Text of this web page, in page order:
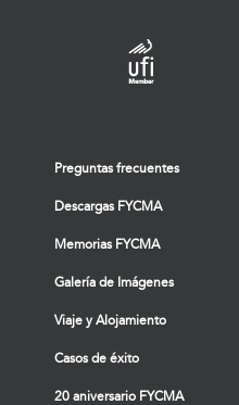
Preguntas frecuentes
Descargas FYCMA
Memorias FYCMA
Galería de Imágenes
Viaje y Alojamiento
Casos de éxito
20 aniversario FYCMA